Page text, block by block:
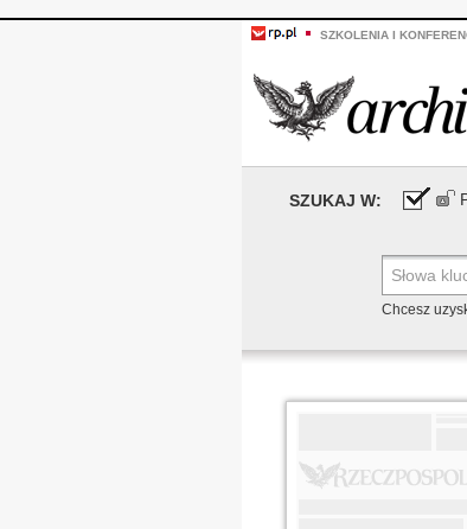
SZKOLENIA I
SZUKAJ W:
Chcesz